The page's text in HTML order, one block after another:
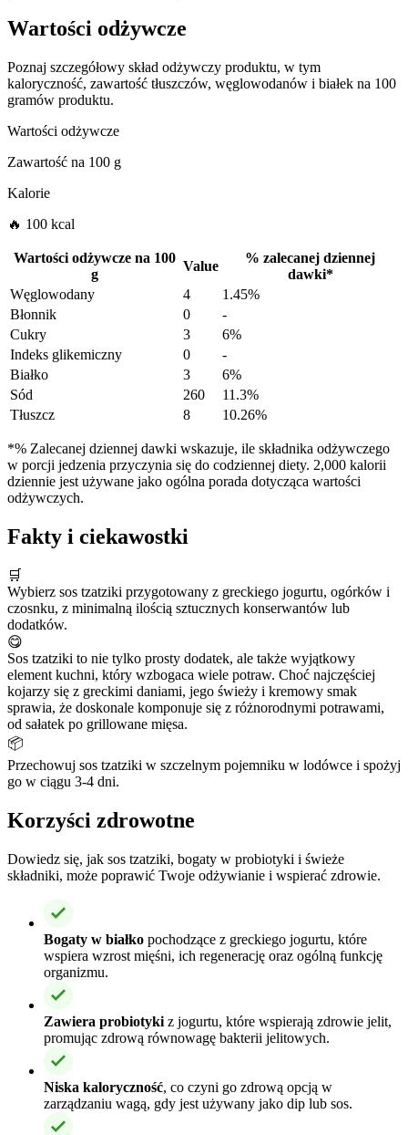
Wartości odżywcze
Poznaj szczegółowy skład odżywczy produktu, w tym
kaloryczność, zawartość tłuszczów, węglowodanów i białek na 100
gramów produktu.
Wartości odżywcze
Zawartość na 100 g
Kalorie
🔥 100 kcal
Wartości odżywcze na 100
g
Value
% zalecanej dziennej
dawki*
Węglowodany
4
1.45%
Błonnik
0
-
Cukry
3
6%
Indeks glikemiczny
0
-
Białko
3
6%
Sód
260
11.3%
Tłuszcz
8 10.26%
*% Zalecanej dziennej dawki wskazuje, ile składnika odżywczego
w porcji jedzenia przyczynia się do codziennej diety. 2,000 kalorii
dziennie jest używane jako ogólna porada dotycząca wartości
odżywczych.
Fakty i ciekawostki
🛒
Wybierz sos tzatziki przygotowany z greckiego jogurtu, ogórków i
czosnku, z minimalną ilością sztucznych konserwantów lub
dodatków.
😋
Sos tzatziki to nie tylko prosty dodatek, ale także wyjątkowy
element kuchni, który wzbogaca wiele potraw. Choć najczęściej
kojarzy się z greckimi daniami, jego świeży i kremowy smak
sprawia, że doskonale komponuje się z różnorodnymi potrawami,
od sałatek po grillowane mięsa.
📦
Przechowuj sos tzatziki w szczelnym pojemniku w lodówce i spożyj
go w ciągu 3-4 dni.
Korzyści zdrowotne
Dowiedz się, jak sos tzatziki, bogaty w probiotyki i świeże
składniki, może poprawić Twoje odżywianie i wspierać zdrowie.
Bogaty w białko pochodzące z greckiego jogurtu, które
wspiera wzrost mięśni, ich regenerację oraz ogólną funkcję
organizmu.
Zawiera probiotyki z jogurtu, które wspierają zdrowie jelit,
promując zdrową równowagę bakterii jelitowych.
Niska kaloryczność, co czyni go zdrową opcją w
zarządzaniu wagą, gdy jest używany jako dip lub sos.